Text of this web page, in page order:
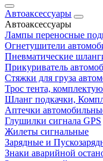
Автоаксессуары
Автоаксессуары
Лампы переносные
Огнетушители
Пневматические
Прикуриватель
Стяжки для груза
Трос тента,
Шланг подкачки,
Аптечки
Глушилки сигнала GPS
Жилеты сигнальные
Зарядные и
Знаки аварийной